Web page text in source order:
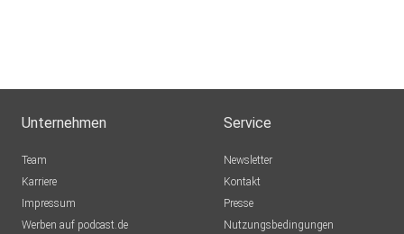
Unternehmen
Team
Karriere
Impressum
Werben auf podcast.de
Service
Newsletter
Kontakt
Presse
Nutzungsbedingungen